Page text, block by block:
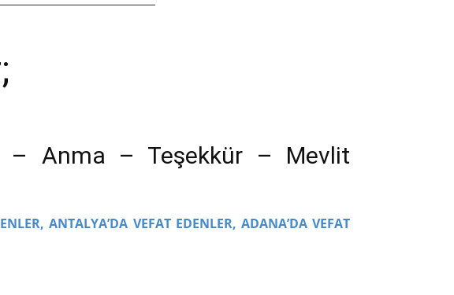
– Anma – Teşekkür – Mevlit
ANTALYA’DA VEFAT EDENLER, ADANA’DA VEFAT